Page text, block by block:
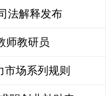
法解释发布
师教研员
场系列规则